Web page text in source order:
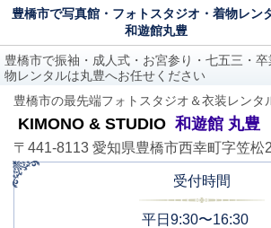
豊橋市で写真館・フォトスタジオ・着物レン
和遊館丸豊
豊橋市で振袖・成人式・お宮参り・七五三・
物レンタルは丸豊へお任せください
豊橋市の最先端フォトスタジオ＆衣装レンタ
KIMONO & STUDIO 和遊館 丸豊
〒441-8113 愛知県豊橋市西幸町字笠松
受付時間
平日9:30〜16:30